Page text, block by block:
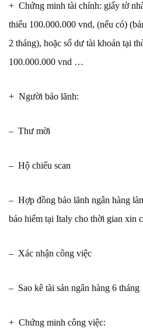
+ Chứng minh tài chính: giấy tờ
thiểu 100.000.000 vnd, (nếu có)
2 tháng), hoặc số dư tài khoản tại
100.000.000 vnd …
+ Người bảo lãnh:
– Thư mời
– Hộ chiếu scan
– Hợp đồng bảo lãnh ngân hàng
bảo hiểm tại Italy cho thời gian xin
– Xác nhận công việc
– Sao kê tài sản ngân hàng 6 tháng
+ Chứng minh công việc: